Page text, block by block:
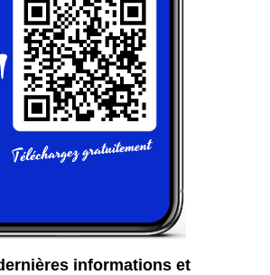
informations et